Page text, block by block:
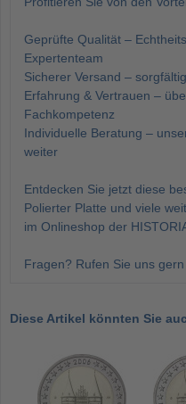
Geprüfte Qualität –
Expertenteam
Sicherer Versand –
Erfahrung & Vertrauen –
Fachkompetenz
Individuelle Beratung –
weiter
Entdecken Sie jetzt diese
Polierter Platte und viele
im Onlineshop der
Fragen? Rufen Sie uns
Diese Artikel könnten Sie